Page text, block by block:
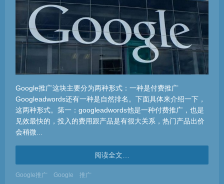
Google推广这块主要分为两种形式：一种是付费推广
Googleadwords还有一种是自然排名。下面具体来介绍一下，
这两种形式。第一：googleadwords他是一种付费推广，也是
见效最快的，投入的费用跟产品是有很大关系，热门产品出价
会稍微...
阅读全文…
Google推广 Google 推广